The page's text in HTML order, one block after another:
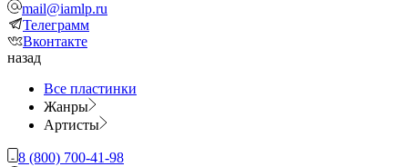
mail@iamlp.ru
Телеграмм
Вконтакте
назад
Все пластинки
Жанры
Артисты
8 (800) 700-41-98